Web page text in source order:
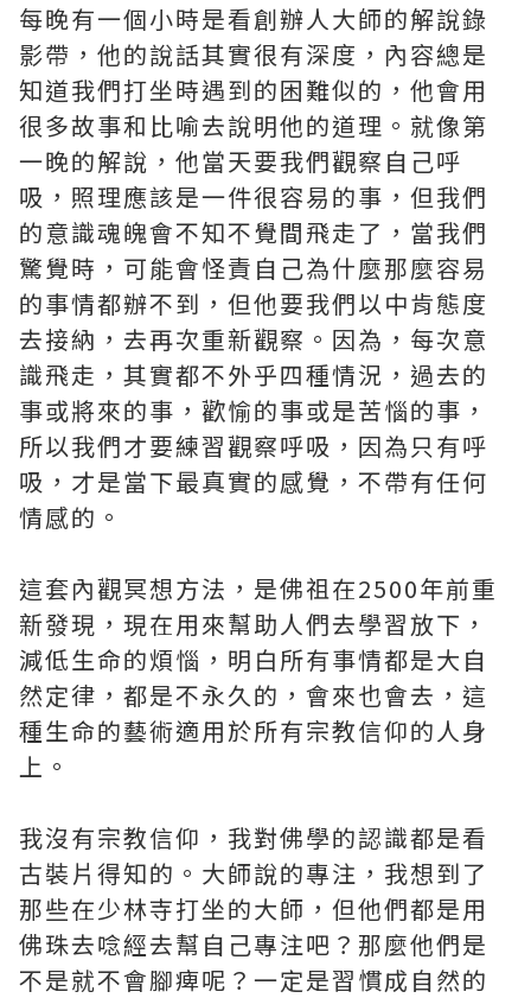
每晚有一個小時是看創辦人大師的解說錄
影帶，他的說話其實很有深度，內容總是
知道我們打坐時遇到的困難似的，他會用
很多故事和比喻去說明他的道理。就像第
一晚的解說，他當天要我們觀察自己呼
吸，照理應該是一件很容易的事，但我們
的意識魂魄會不知不覺間飛走了，當我們
驚覺時，可能會怪責自己為什麼那麼容易
的事情都辦不到，但他要我們以中肯態度
去接納，去再次重新觀察。因為，每次意
識飛走，其實都不外乎四種情況，過去的
事或將來的事，歡愉的事或是苦惱的事，
所以我們才要練習觀察呼吸，因為只有呼
吸，才是當下最真實的感覺，不帶有任何
情感的。
這套內觀冥想方法，是佛祖在2500年前重
新發現，現在用來幫助人們去學習放下，
減低生命的煩惱，明白所有事情都是大自
然定律，都是不永久的，會來也會去，這
種生命的藝術適用於所有宗教信仰的人身
上。
我沒有宗教信仰，我對佛學的認識都是看
古裝片得知的。大師說的專注，我想到了
那些在少林寺打坐的大師，但他們都是用
佛珠去唸經去幫自己專注吧？那麼他們是
不是就不會腳痺呢？一定是習慣成自然的